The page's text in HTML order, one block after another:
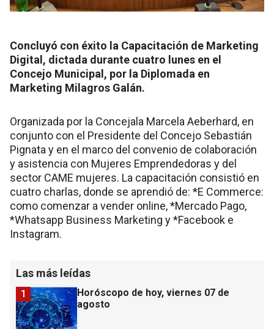
Concluyó con éxito la Capacitación de Marketing
Digital, dictada durante cuatro lunes en el
Concejo Municipal, por la Diplomada en
Marketing Milagros Galán.
Organizada por la Concejala Marcela Aeberhard, en
conjunto con el Presidente del Concejo Sebastián
Pignata y en el marco del convenio de colaboración
y asistencia con Mujeres Emprendedoras y del
sector CAME mujeres. La capacitación consistió en
cuatro charlas, donde se aprendió de: *E Commerce:
como comenzar a vender online, *Mercado Pago,
*Whatsapp Business Marketing y *Facebook e
Instagram.
Las más leídas
Horóscopo de hoy, viernes 07 de
agosto
1